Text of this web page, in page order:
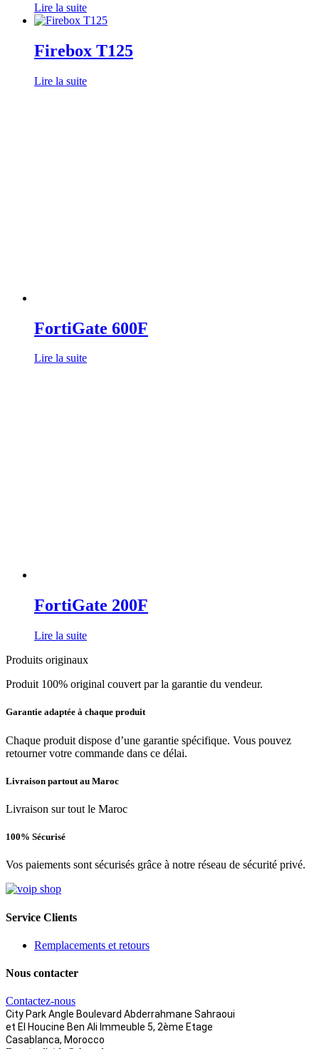
Lire la suite
Firebox T125
Lire la suite
FortiGate 600F
Lire la suite
FortiGate 200F
Lire la suite
Produits originaux
Produit 100% original couvert par la garantie du vendeur.
Garantie adaptée à chaque produit
Chaque produit dispose d’une garantie spécifique. Vous pouvez
retourner votre commande dans ce délai.
Livraison partout au Maroc
Livraison sur tout le Maroc
100% Sécurisé
Vos paiements sont sécurisés grâce à notre réseau de sécurité privé.
Service Clients
Remplacements et retours
Nous contacter
Contactez-nous
City Park Angle Boulevard Abderrahmane Sahraoui
et El Houcine Ben Ali Immeuble 5, 2ème Etage
Casablanca, Morocco